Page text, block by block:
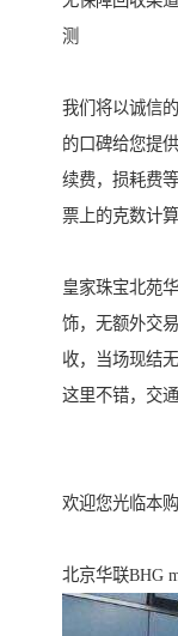
测
我们将以诚信
的口碑给您提
续费，损耗费
票上的克数计算
皇家珠宝北苑
饰，无额外交
收，当场现结
这里不错，交
欢迎您光临本
北京华联BHG